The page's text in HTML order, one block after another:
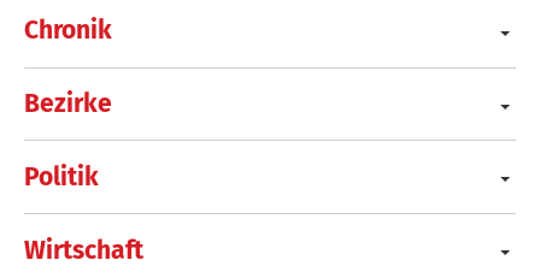
Chronik
Bezirke
Politik
Wirtschaft